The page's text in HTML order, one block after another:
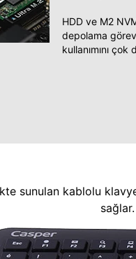
HDD ve M2
depolama
kullanımını çok
sunulan kablolu